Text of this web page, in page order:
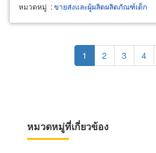
หมวดหมู่ :ขายส่งและผู้ผลิตผลิตภัณฑ์เด็ก
Current
page
1 Page
2 Page
3 Page
4
หมวดหมู่ที่เกี่ยวข้อง